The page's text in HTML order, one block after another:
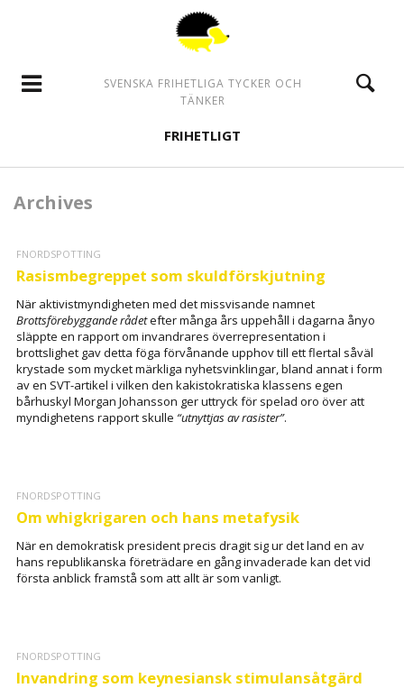
SVENSKA FRIHETLIGA TYCKER OCH
TÄNKER
FRIHETLIGT
Archives
FNORDSPOTTING
Rasismbegreppet som skuldförskjutning
När aktivistmyndigheten med det missvisande namnet
Brottsförebyggande rådetefter många års uppehåll i dagarna ånyo
släppte en rapport om invandrares överrepresentation i
brottslighet gav detta föga förvånande upphov till ett flertal såväl
krystade som mycket märkliga nyhetsvinklingar, bland annat i form
av en SVT-artikel i vilken den kakistokratiska klassens egen
bårhuskyl Morgan Johansson ger uttryck för spelad oro över att
myndighetens rapport skulle “utnyttjas av rasister”.
FNORDSPOTTING
Om whigkrigaren och hans metafysik
När en demokratisk president precis dragit sig ur det land en av
hans republikanska företrädare en gång invaderade kan det vid
första anblick framstå som att allt är som vanligt.
FNORDSPOTTING
Invandring som keynesiansk stimulansåtgärd